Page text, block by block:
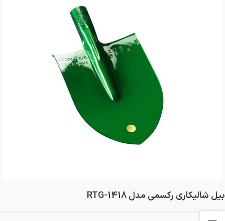
بیل شالیکاری رکسمی مدل RTG-1418